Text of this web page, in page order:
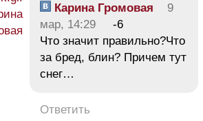
Карина Громовая
9
мар, 14:29
-6
Что значит правильно?Что
за бред, блин? Причем тут
снег…
Ответить